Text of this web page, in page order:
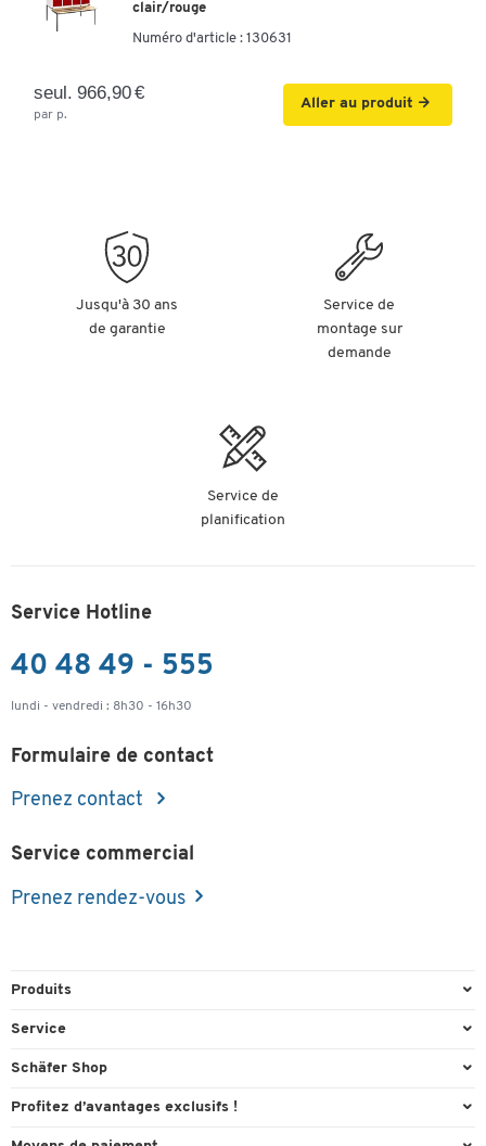
clair/rouge
Numéro d'article : 130631
seul. 966,90 €
par p.
Aller au produit
Jusqu'à 30 ans
de garantie
Service de
montage sur
demande
Service de
planification
Service Hotline
40 48 49 - 555
lundi - vendredi : 8h30 - 16h30
Formulaire de contact
Prenez contact
Service commercial
Prenez rendez-vous
Produits
Emballage et expédition
Fournitures de bureau
Service
Aperçu des n° de tél.
Schäfer Shop
A propos
Profitez d’avantages exclusifs !
Cadeau de bienvenue